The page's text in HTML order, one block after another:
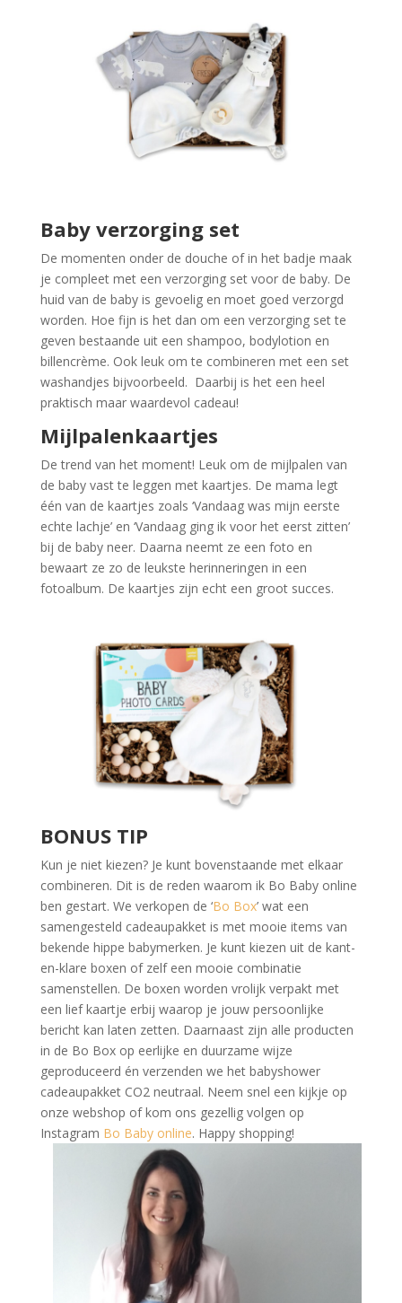
Baby verzorging set
De momenten onder de douche of in het badje maak
je compleet met een verzorging set voor de baby. De
huid van de baby is gevoelig en moet goed verzorgd
worden. Hoe fijn is het dan om een verzorging set te
geven bestaande uit een shampoo, bodylotion en
billencrème. Ook leuk om te combineren met een set
washandjes bijvoorbeeld. Daarbij is het een heel
praktisch maar waardevol cadeau!
Mijlpalenkaartjes
De trend van het moment! Leuk om de mijlpalen van
de baby vast te leggen met kaartjes. De mama legt
één van de kaartjes zoals ‘Vandaag was mijn eerste
echte lachje’ en ‘Vandaag ging ik voor het eerst zitten’
bij de baby neer. Daarna neemt ze een foto en
bewaart ze zo de leukste herinneringen in een
fotoalbum. De kaartjes zijn echt een groot succes.
BONUS TIP
Kun je niet kiezen? Je kunt bovenstaande met elkaar
combineren. Dit is de reden waarom ik Bo Baby online
ben gestart. We verkopen de ‘Bo Box’ wat een
samengesteld cadeaupakket is met mooie items van
bekende hippe babymerken. Je kunt kiezen uit de kant-
en-klare boxen of zelf een mooie combinatie
samenstellen. De boxen worden vrolijk verpakt met
een lief kaartje erbij waarop je jouw persoonlijke
bericht kan laten zetten. Daarnaast zijn alle producten
in de Bo Box op eerlijke en duurzame wijze
geproduceerd én verzenden we het babyshower
cadeaupakket CO2 neutraal. Neem snel een kijkje op
onze webshop of kom ons gezellig volgen op
Instagram Bo Baby online. Happy shopping!